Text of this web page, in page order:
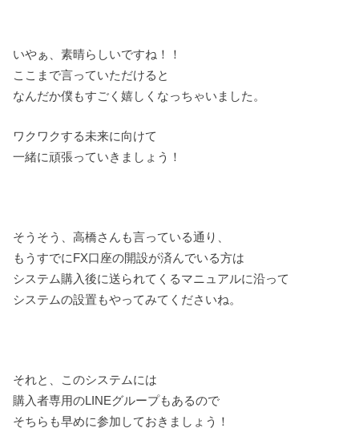
いやぁ、素晴らしいですね！！
ここまで言っていただけると
なんだか僕もすごく嬉しくなっちゃいました。
ワクワクする未来に向けて
一緒に頑張っていきましょう！
そうそう、高橋さんも言っている通り、
もうすでにFX口座の開設が済んでいる方は
システム購入後に送られてくるマニュアルに沿って
システムの設置もやってみてくださいね。
それと、このシステムには
購入者専用のLINEグループもあるので
そちらも早めに参加しておきましょう！